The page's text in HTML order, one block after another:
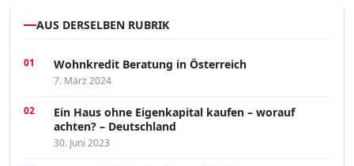
AUS DERSELBEN RUBRIK
Wohnkredit Beratung in Österreich
7. März 2024
Ein Haus ohne Eigenkapital kaufen – worauf
achten? – Deutschland
30. Juni 2023